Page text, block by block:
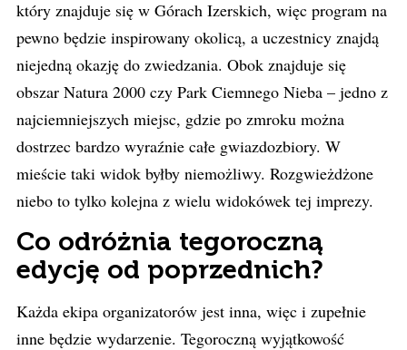
który znajduje się w Górach Izerskich, więc program na
pewno będzie inspirowany okolicą, a uczestnicy znajdą
niejedną okazję do zwiedzania. Obok znajduje się
obszar Natura 2000 czy Park Ciemnego Nieba – jedno z
najciemniejszych miejsc, gdzie po zmroku można
dostrzec bardzo wyraźnie całe gwiazdozbiory. W
mieście taki widok byłby niemożliwy. Rozgwieżdżone
niebo to tylko kolejna z wielu widokówek tej imprezy.
Co odróżnia tegoroczną
edycję od poprzednich?
Każda ekipa organizatorów jest inna, więc i zupełnie
inne będzie wydarzenie. Tegoroczną wyjątkowość